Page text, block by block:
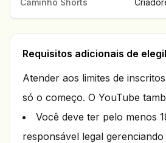
Caminho Shorts
Requisitos adicionais de
Atender aos limites de
só o começo. O YouTube
Você deve ter pelo menos
responsável legal